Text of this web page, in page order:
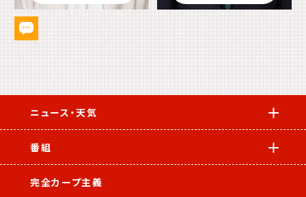
ニュース・天気
番組
完全カープ主義